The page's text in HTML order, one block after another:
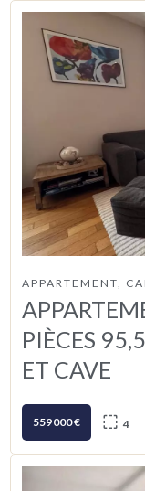
APPARTEMENT,
PIÈCES
ET CAVE
559 000 € 4